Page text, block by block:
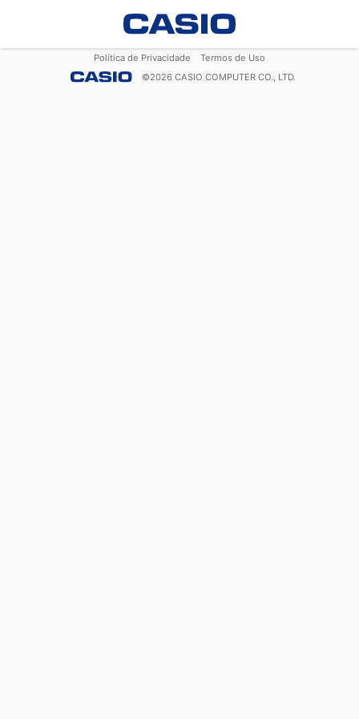
Política de Privacidade
Termos de Uso
©2026 CASIO COMPUTER CO., LTD.